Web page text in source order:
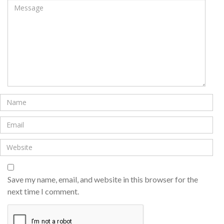
Save my name, email, and website in this browser for the
next time I comment.